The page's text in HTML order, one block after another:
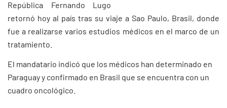
República Fernando Lugo
retornó hoy al país tras su viaje a Sao Paulo, Brasil, donde
fue a realizarse varios estudios médicos en el marco de un
tratamiento.
El mandatario indicó que los médicos han determinado en
Paraguay y confirmado en Brasil que se encuentra con un
cuadro oncológico.